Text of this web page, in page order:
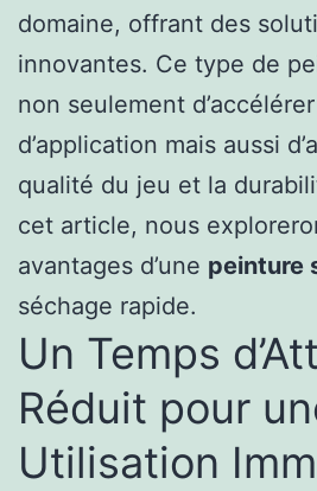
domaine, offrant des
innovantes. Ce type de
non seulement
d’application mais aussi
qualité du jeu et la
cet article, nous
avantages d’une peinture
séchage rapide.
Un Temps
Réduit pour
Utilisation